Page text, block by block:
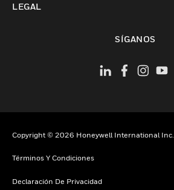
LEGAL
SÍGANOS
Copyright © 2026 Honeywell International Inc.
Términos Y Condiciones
Declaración De Privacidad